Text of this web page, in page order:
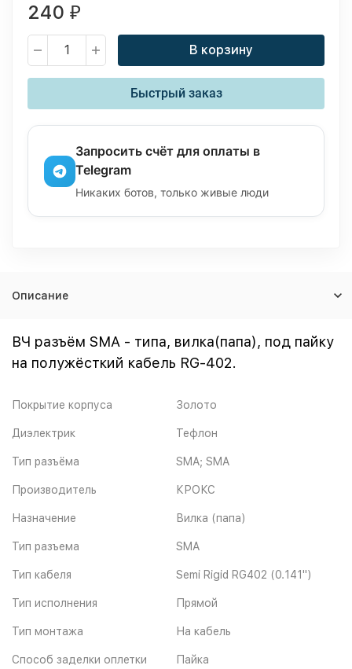
240 ₽
В корзину
Быстрый заказ
Запросить счёт для оплаты в
Telegram
Никаких ботов, только живые люди
Описание
ВЧ разъём SMA - типа, вилка(папа), под пайку
на полужёсткий кабель RG-402.
Покрытие корпуса Золото
Диэлектрик Тефлон
Тип разъёма SMA; SMA
Производитель КРОКС
Назначение Вилка (папа)
Тип разъема SMA
Тип кабеля Semi Rigid RG402 (0.141")
Тип исполнения Прямой
Тип монтажа На кабель
Способ заделки оплетки
Пайка